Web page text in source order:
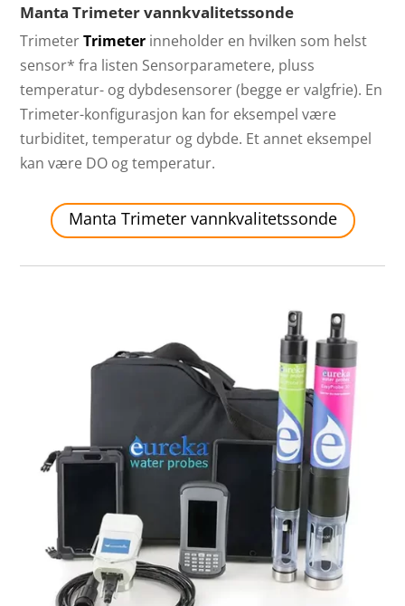
Manta Trimeter vannkvalitetssonde
TrimeterTrimeter inneholder en hvilken som helst
sensor* fra listen Sensorparametere, pluss
temperatur- og dybdesensorer (begge er valgfrie). En
Trimeter-konfigurasjon kan for eksempel være
turbiditet, temperatur og dybde. Et annet eksempel
kan være DO og temperatur.
Manta Trimeter vannkvalitetssonde